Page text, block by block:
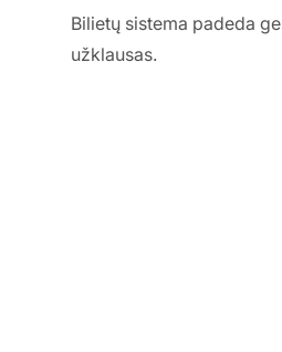
Bilietų sistema padeda
užklausas.